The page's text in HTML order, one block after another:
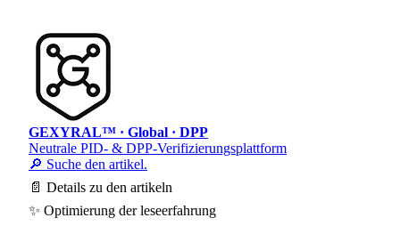
GEXYRAL™ · Global · DPP
Neutrale PID- & DPP-Verifizierungsplattform
🔎 Suche den artikel.
📄 Details zu den artikeln
✨ Optimierung der leseerfahrung